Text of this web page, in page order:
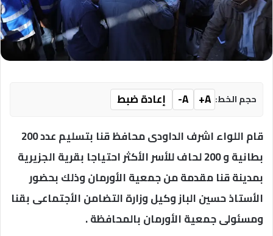
حجم الخط: A+
A-
إعادة ضبط
قام اللواء اشرف الداودى محافظ قنا بتسليم عدد 200
بطانية و 200 لحاف للأسر الأكثر احتياجا بقرية الجزيرية
بمدينة قنا مقدمة من جمعية الأورمان وذلك بحضور
الأستاذ حسين الباز وكيل وزارة التضامن الأجتماعى بقنا
ومسئولى جمعية الأورمان بالمحافظة .